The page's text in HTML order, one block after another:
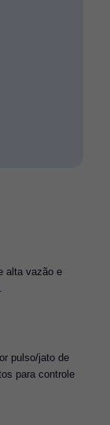
alta vazão e
pulso/jato de
para controle